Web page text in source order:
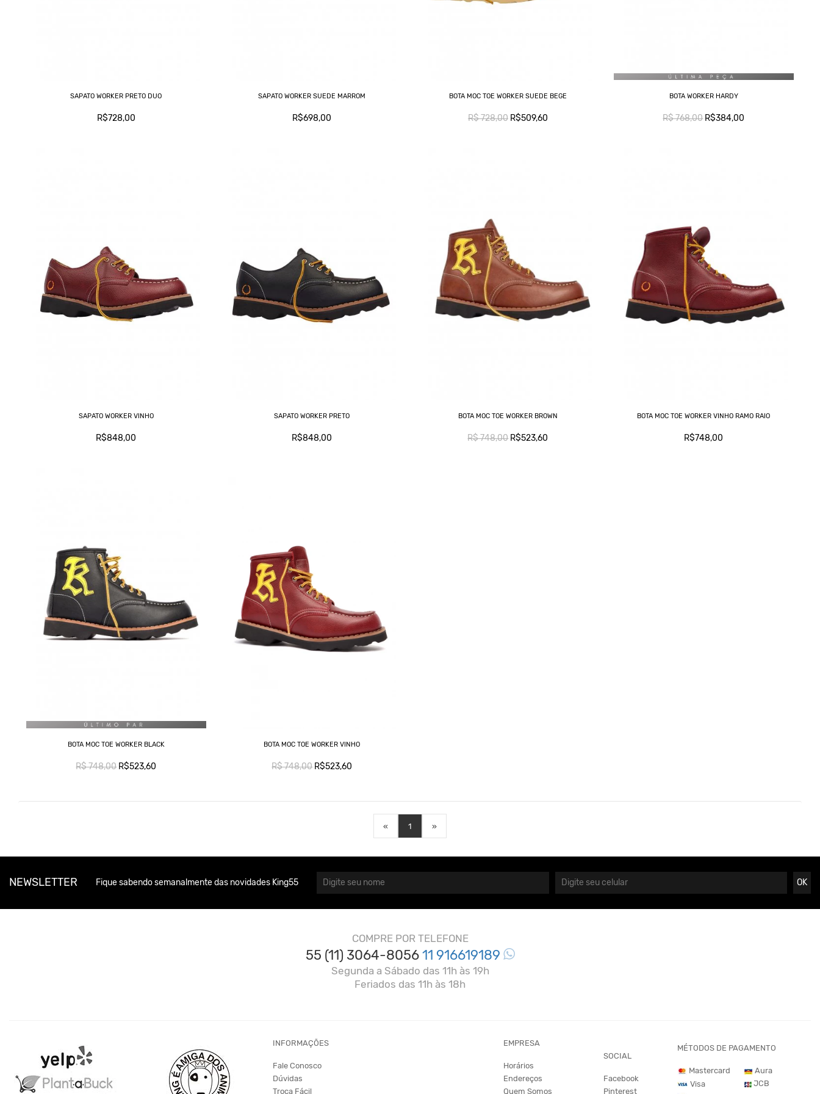
SAPATO WORKER PRETO DUO
R$728,00
SAPATO WORKER SUEDE MARROM
R$698,00
BOTA MOC TOE WORKER SUEDE BEGE
R$ 728,00R$509,60
BOTA WORKER HARDY
R$ 768,00R$384,00
SAPATO WORKER VINHO
R$848,00
SAPATO WORKER PRETO
R$848,00
BOTA MOC TOE WORKER BROWN
R$ 748,00R$523,60
BOTA MOC TOE WORKER VINHO RAMO RAIO
R$748,00
BOTA MOC TOE WORKER BLACK
R$ 748,00R$523,60
BOTA MOC TOE WORKER VINHO
R$ 748,00R$523,60
« 1 »
NEWSLETTER Fique sabendo semanalmente das novidades King55 OK
COMPRE POR TELEFONE
55 (11) 3064-805611 916619189
Segunda a Sábado das 11h às 19h
Feriados das 11h às 18h
INFORMAÇÕES
Fale Conosco
Dúvidas
Troca Fácil
EMPRESA
Horários
Endereços
Quem Somos
SOCIAL
Facebook
Pinterest
MÉTODOS DE PAGAMENTO
Mastercard
Visa
Aura
JCB